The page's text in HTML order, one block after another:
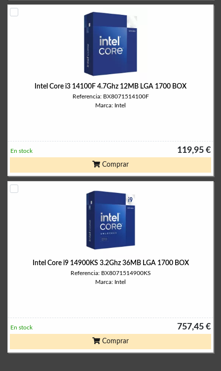
Intel Core i3 14100F 4.7Ghz 12MB LGA 1700 BOX
Referencia: BX8071514100F
Marca: Intel
119,95 €
En stock
Comprar
Intel Core i9 14900KS 3.2Ghz 36MB LGA 1700 BOX
Referencia: BX8071514900KS
Marca: Intel
757,45 €
En stock
Comprar